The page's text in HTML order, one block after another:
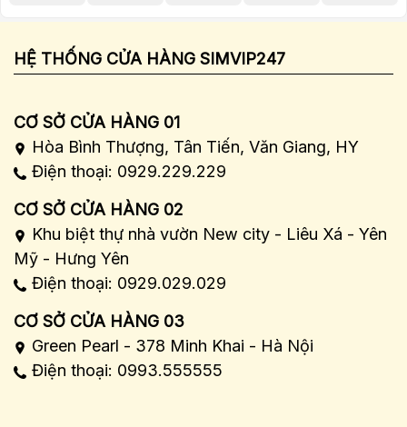
HỆ THỐNG CỬA HÀNG SIMVIP247
CƠ SỞ CỬA HÀNG 01
Hòa Bình Thượng, Tân Tiến, Văn Giang, HY
Điện thoại: 0929.229.229
CƠ SỞ CỬA HÀNG 02
Khu biệt thự nhà vườn New city - Liêu Xá - Yên
Mỹ - Hưng Yên
Điện thoại: 0929.029.029
CƠ SỞ CỬA HÀNG 03
Green Pearl - 378 Minh Khai - Hà Nội
Điện thoại: 0993.555555